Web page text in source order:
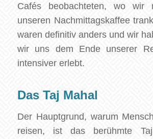
Cafés beobachteten, wo wir
unseren Nachmittagskaffee
waren definitiv anders und wir
wir uns dem Ende unserer
intensiver erlebt.
Das Taj Mahal
Der Hauptgrund, warum
reisen, ist das berühmte